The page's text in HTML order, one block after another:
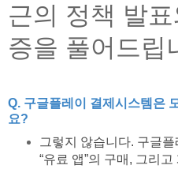
근의 정책 발
증을 풀어드립
Q. 구글플레이 결제시스템은
요?
그렇지 않습니다. 구글
“유료 앱”의 구매, 그리